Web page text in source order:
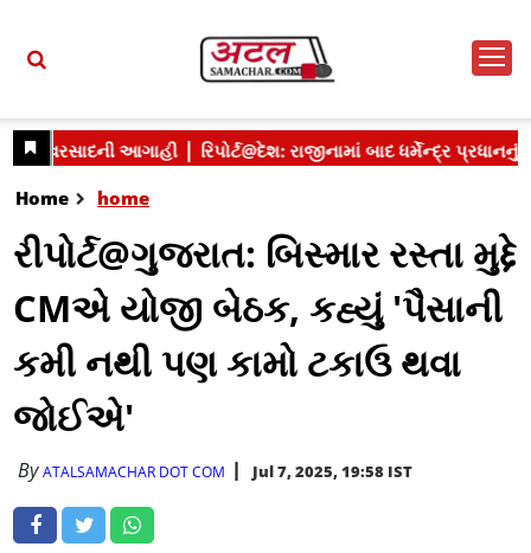
Home home
રીપોર્ટ@ગુજરાત: બિસ્માર રસ્તા મુદ્દે
CMએ યોજી બેઠક, કહ્યું 'પૈસાની
કમી નથી પણ કામો ટકાઉ થવા
જોઈએ'
ByATALSAMACHAR DOT COM Jul 7, 2025, 19:58 IST